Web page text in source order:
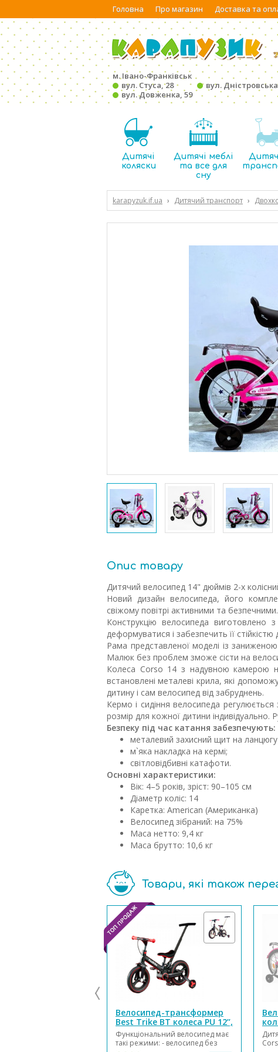
Головна Про магазин Доставка та
м. Івано-Франківськ
вул. Стуса, 28
вул.
вул. Довженка, 59
Дитячі
коляски
Дитячі меблі
та все для
сну
karapyzuk.if.ua › Дитячий транспорт ›
Опис товару
Дитячий велосипед 14" дюймів 2-х
Новий дизайн велосипеда, його
свіжому повітрі активними та безпечними.
Конструкцію велосипеда виготовлено
деформуватися і забезпечить її
Рама представленої моделі із
Малюк без проблем зможе сісти на
Колеса Corso 14 з надувною камерою
встановлені металеві крила, які
дитину і сам велосипед від забруднень.
Кермо і сидіння велосипеда
розмір для кожної дитини
Безпеку під час катання забезпечують:
металевий захисний щит на
м`яка накладка на кермі;
світловідбивні катафоти.
Основні характеристики:
Вік: 4–5 років, зріст: 90–105 см
Діаметр коліс: 14
Каретка: American (Американка)
Велосипед зібраний: на 75%
Маса нетто: 9,4 кг
Маса брутто: 10,6 кг
Товари, які також
Велосипед-трансформер
Best Trike BT колеса PU 12’’,
батьківська ручка, з’ємні
педалі, ручне гальмо,
Функціональний велосипед має
такі режими: - велосипед без